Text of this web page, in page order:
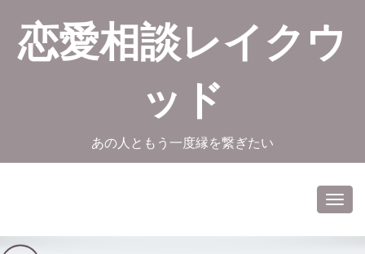
恋愛相談レイクウ
ッド
あの人ともう一度縁を繋ぎたい